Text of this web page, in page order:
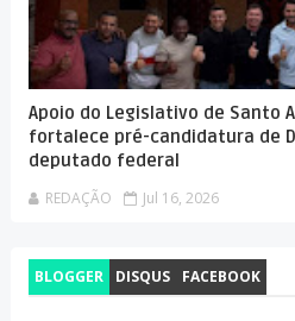
Apoio do Legislativo de Santo
fortalece pré-candidatura de
deputado federal
REDAÇÃO Jul 16, 2026
BLOGGER DISQUS FACEBOOK